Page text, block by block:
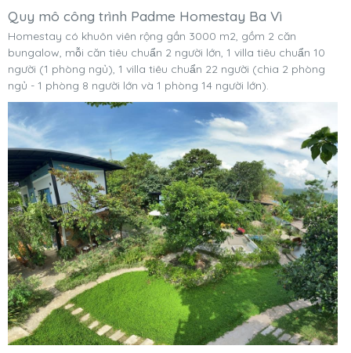
Quy mô công trình Padme Homestay Ba Vì
Homestay có khuôn viên rộng gần 3000 m2, gồm 2 căn
bungalow, mỗi căn tiêu chuẩn 2 người lớn, 1 villa tiêu chuẩn 10
người (1 phòng ngủ), 1 villa tiêu chuẩn 22 người (chia 2 phòng
ngủ - 1 phòng 8 người lớn và 1 phòng 14 người lớn).